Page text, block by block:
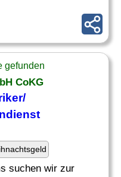
gefunden
CoKG
/
suchen wir zur